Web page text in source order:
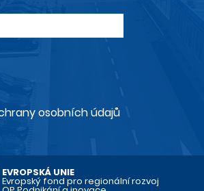
osobních údajů
EVROPSKÁ UNIE
Evropský fond pro regionální rozvoj